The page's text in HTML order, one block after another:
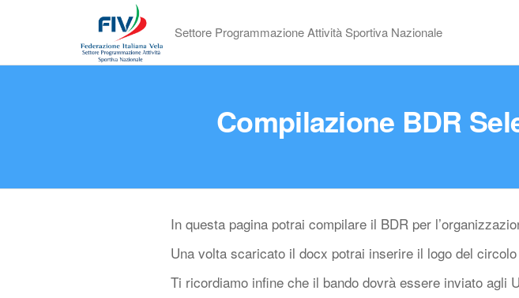
Settore Programmazione Attività Sportiva Nazionale
Compilazione BDR
In questa pagina potrai compilare il BDR per
Una volta scaricato il docx potrai inserire il logo del
Ti ricordiamo infine che il bando dovrà essere inviato agli